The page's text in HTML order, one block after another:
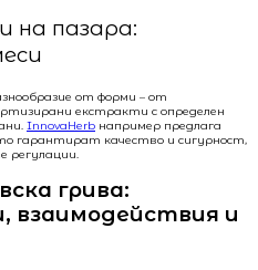
на пазара:
от форми – от
екстракти с определен
InnovaHerb например предлага
гарантират качество и сигурност,
регулации.
грива:
взаимодействия и